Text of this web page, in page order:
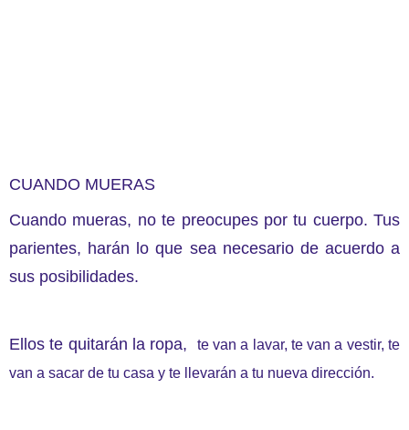
CUANDO MUERAS
Cuando mueras, no te preocupes por tu cuerpo. Tus
parientes, harán lo que sea necesario de acuerdo a
sus posibilidades.
Ellos te quitarán la ropa,
te van a lavar, te van a vestir, te
van a sacar de tu casa y te llevarán a tu nueva dirección.